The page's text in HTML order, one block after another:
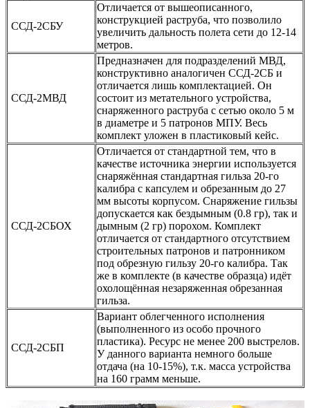
ССД-2СБУ
Отличается от вышеописанного,
конструкцией раструба, что позволило
увеличить дальность полета сети до 12-14
метров.
ССД-2МВД
Предназначен для подразделений МВД,
конструктивно аналогичен ССД-2СБ и
отличается лишь комплектацией. Он
состоит из метательного устройства,
снаряженного раструба с сетью около 5 м
в диаметре и 5 патронов МПУ. Весь
комплект уложен в пластиковый кейс.
ССД-2СБОХ
Отличается от стандартной тем, что в
качестве источника энергии используется
снаряжённая стандартная гильза 20-го
калибра с капсулем и обрезанным до 27
мм высоты корпусом. Снаряжение гильзы
допускается как бездымным (0.8 гр), так и
дымным (2 гр) порохом. Комплект
отличается от стандартного отсутствием
строительных патронов и патронником
под обрезную гильзу 20-го калибра. Так
же в комплекте (в качестве образца) идёт
охолощённая незаряженная обрезанная
гильза.
ССД-2СБП
Вариант облегченного исполнения
(выполненного из особо прочного
пластика). Ресурс не менее 200 выстрелов.
У данного варианта немного больше
отдача (на 10-15%), т.к. масса устройства
на 160 грамм меньше.